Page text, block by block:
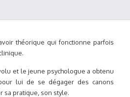
théorique qui fonctionne parfois
et le jeune psychologue a obtenu
lui de se dégager des canons
sa pratique, son style.